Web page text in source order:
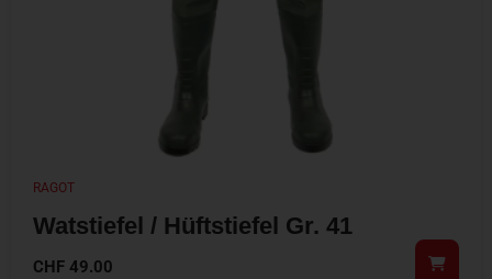
RAGOT
Watstiefel / Hüftstiefel Gr. 41
CHF 49.00